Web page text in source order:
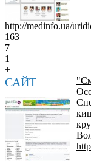
http://medinfo.ua/
163
7
1
+
САЙТ